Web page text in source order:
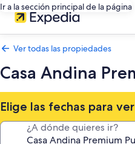
Ir a la sección principal de la página
Ver todas las propiedades
Casa Andina
Elige las fechas para
¿A dónde quieres ir?